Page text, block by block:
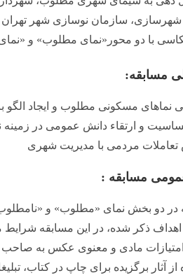
سازمان نوسازی شهر تهران
با دو محور«نمای مطلوب» و
مسابقه:
نماهای مسکونی مطلوب و ایجاد الگو
و ارتقاء دانش عمومی در زمینه
تعاملات مردمی با مدیریت شهری
مسابقه :
در دو بخش نمای «مطلوب» و
ذکر شده، در این مسابقه
مادی و معنوی عکس به صاحب
از آثار برگزیده برای چاپ در کتاب،